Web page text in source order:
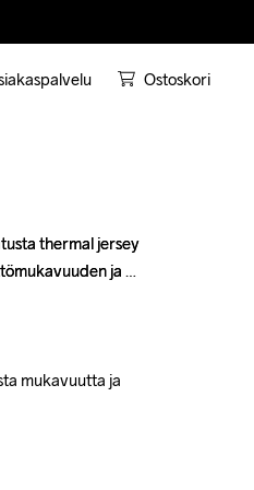
Ostoskori
thermal jersey
ja
mukavuutta ja
thermal jersey
ja
mukavuutta ja